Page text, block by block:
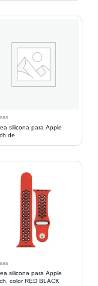
silicona para Apple
de
silicona para Apple
color RED BLACK